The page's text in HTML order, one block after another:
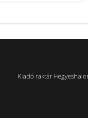
Kiadó raktár